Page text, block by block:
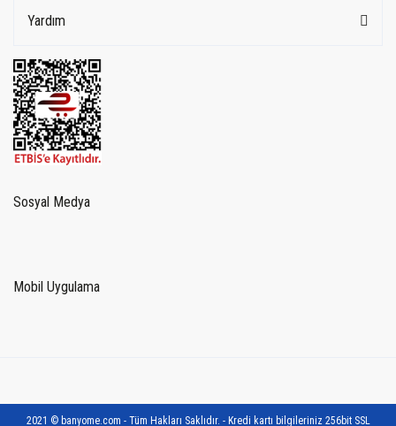
Yardım
Sosyal Medya
Mobil Uygulama
2021 © banyome.com - Tüm Hakları Saklıdır. - Kredi kartı bilgileriniz 256bit SSL